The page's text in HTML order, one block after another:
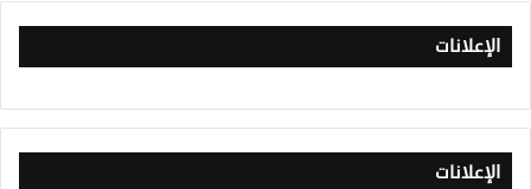
الإعلانات
الإعلانات